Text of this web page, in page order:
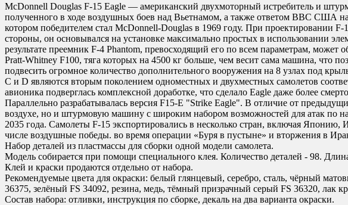
McDonnell Douglas F-15 Eagle — американский двухмоторный истребитель и
полученного в ходе воздушных боев над Вьетнамом, а также ответом ВВС США
котором победителем стал McDonnell-Douglas в 1969 году. При проектировании
стороны, он основывался на установке максимально простых в использовании
результате преемник F-4 Phantom, превосходящий его по всем параметрам,
Pratt-Whitney F100, тяга которых на 4500 кг больше, чем весит сама машина, что
подвесить огромное количество дополнительного вооружения на 8 узлах под
С и D являются вторым поколением одноместных и двухместных самолетов
авионика подверглась комплексной доработке, что сделало Eagle даже более
Параллельно разрабатывалась версия F15-E "Strike Eagle". В отличие от
воздухе, но и штурмовую машину с широким набором возможностей для атак по
2035 года. Самолеты F-15 экспортировались в несколько стран, включая
числе воздушные победы. во время операции «Буря в пустыне» и вторжения в
Набор деталей из пластмассы для сборки одной модели самолета.
Модель собирается при помощи специального клея. Количество деталей - 98.
Клей и краски продаются отдельно от набора.
Рекомендуемые цвета для окраски: белый глянцевый, серебро, сталь, чёрный
36375, зелёный FS 34092, резина, медь, тёмный призрачный серый FS 36320, лак
Состав набора: отливки, инструкция по сборке, декаль на два варианта окраски.